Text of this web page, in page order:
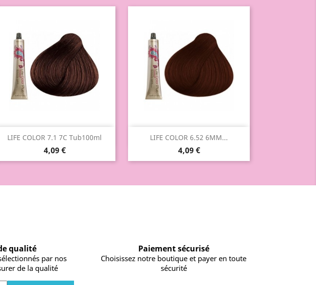
LIFE COLOR 7.1 7C Tub100ml
4,09 €
Aperçu rapide LIFE COLOR 6.52 6MM...
4,09 €
Aperçu rapide
qualité
par nos
de la qualité
Paiement sécurisé
Choisissez notre boutique et payer en toute
sécurité